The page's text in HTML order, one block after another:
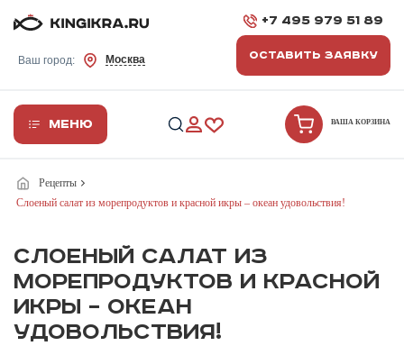
Ваш город: Москва
+7 495 979 51 89
ОСТАВИТЬ ЗАЯВКУ
Меню ВАША КОРЗИНА
Рецепты
Слоеный салат из морепродуктов и красной икры – океан удовольствия!
СЛОЕНЫЙ САЛАТ ИЗ
МОРЕПРОДУКТОВ И КРАСНОЙ
ИКРЫ – ОКЕАН
УДОВОЛЬСТВИЯ!